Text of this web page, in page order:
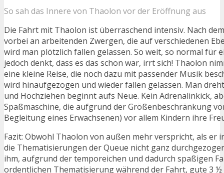
So sah das Innere von Thaolon vor der Eröffnung aus
Die Fahrt mit Thaolon ist überraschend intensiv. Nach
vorbei an arbeitenden Zwergen, die auf verschiedenen
wird man plötzlich fallen gelassen. So weit, so normal für
jedoch denkt, dass es das schon war, irrt sich! Thaolon
eine kleine Reise, die noch dazu mit passender Musik
wird hinaufgezogen und wieder fallen gelassen. Man
und Hochziehen beginnt aufs Neue. Kein Adrenalinkick,
Spaßmaschine, die aufgrund der Größenbeschränkung
Begleitung eines Erwachsenen) vor allem Kindern ihre
Fazit: Obwohl Thaolon von außen mehr verspricht, als er
die Thematisierungen der Queue nicht ganz
ihm, aufgrund der temporeichen und dadurch spaßigen
ordentlichen Thematisierung während der Fahrt, gute 3 ½